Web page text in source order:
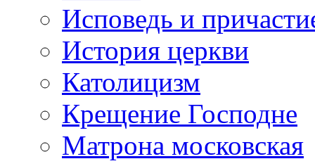
Исповедь и
История церкви
Католицизм
Крещение Господне
Матрона московская